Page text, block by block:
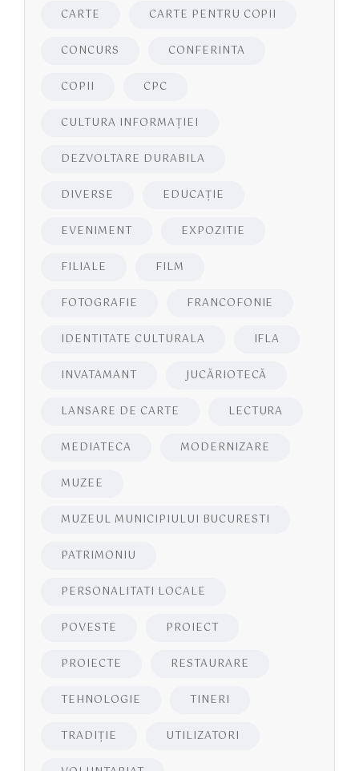
CARTE CARTE PENTRU COPII
CONCURS CONFERINTA
COPII CPC
CULTURA INFORMAŢIEI
DEZVOLTARE DURABILA
DIVERSE EDUCAŢIE
EVENIMENT EXPOZITIE
FILIALE FILM
FOTOGRAFIE FRANCOFONIE
IDENTITATE CULTURALA IFLA
INVATAMANT JUCĂRIOTECĂ
LANSARE DE CARTE LECTURA
MEDIATECA MODERNIZARE
MUZEE
MUZEUL MUNICIPIULUI BUCURESTI
PATRIMONIU
PERSONALITATI LOCALE
POVESTE PROIECT
PROIECTE RESTAURARE
TEHNOLOGIE TINERI
TRADIȚIE UTILIZATORI